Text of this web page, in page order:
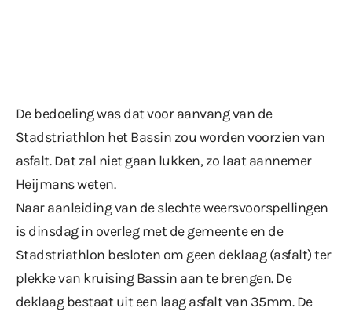
De bedoeling was dat voor aanvang van de
Stadstriathlon het Bassin zou worden voorzien van
asfalt. Dat zal niet gaan lukken, zo laat aannemer
Heijmans weten.
Naar aanleiding van de slechte weersvoorspellingen
is dinsdag in overleg met de gemeente en de
Stadstriathlon besloten om geen deklaag (asfalt) ter
plekke van kruising Bassin aan te brengen. De
deklaag bestaat uit een laag asfalt van 35mm. De